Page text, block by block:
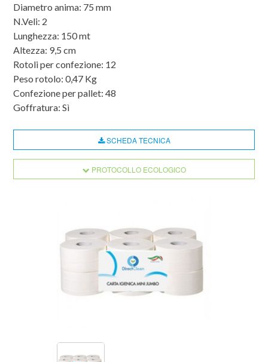
Diametro anima: 75 mm
N.Veli: 2
Lunghezza: 150 mt
Altezza: 9,5 cm
Rotoli per confezione: 12
Peso rotolo: 0,47 Kg
Confezione per pallet: 48
Goffratura: Sì
SCHEDA TECNICA
PROTOCOLLO ECOLOGICO